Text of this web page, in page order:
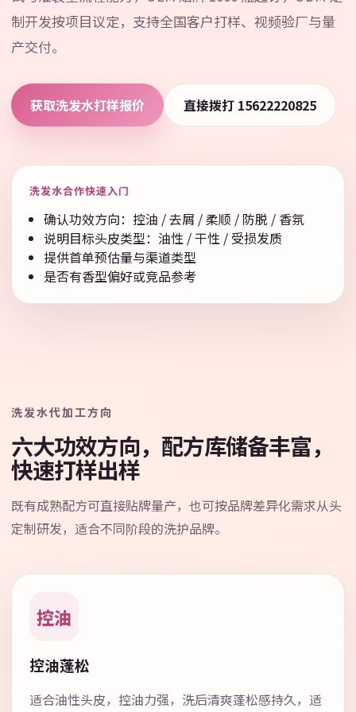
制开发按项目议定，支持全国客户打样、视频验厂与量
产交付。
获取洗发水打样报价 直接拨打 15622220825
洗发水合作快速入门
确认功效方向：控油 / 去屑 / 柔顺 / 防脱 / 香氛
说明目标头皮类型：油性 / 干性 / 受损发质
提供首单预估量与渠道类型
是否有香型偏好或竞品参考
洗发水代加工方向
六大功效方向，配方库储备丰富，
快速打样出样
既有成熟配方可直接贴牌量产，也可按品牌差异化需求从头
定制研发，适合不同阶段的洗护品牌。
控油
控油蓬松
适合油性头皮，控油力强，洗后清爽蓬松感持久，适